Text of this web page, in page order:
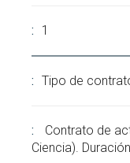
1
Tipo de
Contrato de
Ciencia).